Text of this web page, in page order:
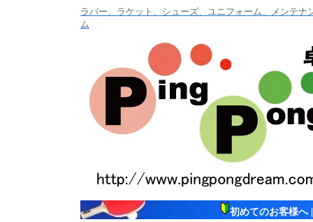
ラバー、ラケット、シューズ、ユニフォーム、メンテ
ム
初めてのお客様へ